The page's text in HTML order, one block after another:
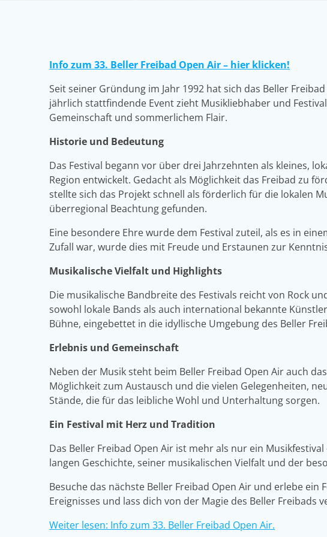
Info zum 33. Beller Freibad Open Air – hier klicken!
Seit seiner Gründung im Jahr 1992 hat sich das Beller
jährlich stattfindende Event zieht Musikliebhaber und
Gemeinschaft und sommerlichem Flair.
Historie und Bedeutung
Das Festival begann vor über drei Jahrzehnten als kleines,
Region entwickelt. Gedacht als Möglichkeit das Freibad zu
stellte sich das Projekt schnell als förderlich für die lokalen
überregional Beachtung gefunden.
Eine besondere Ehre wurde dem Festival zuteil, als es in
Zufall war, wurde dies mit Freude und Erstaunen zur
Musikalische Vielfalt und Highlights
Die musikalische Bandbreite des Festivals reicht von Rock
sowohl lokale Bands als auch international bekannte
Bühne, eingebettet in die idyllische Umgebung des Beller
Erlebnis und Gemeinschaft
Neben der Musik steht beim Beller Freibad Open Air auch
Möglichkeit zum Austausch und die vielen Gelegenheiten,
Stände, die für das leibliche Wohl und Unterhaltung sorgen.
Ein Festival mit Herz und Tradition
Das Beller Freibad Open Air ist mehr als nur ein
langen Geschichte, seiner musikalischen Vielfalt und der
Besuche das nächste Beller Freibad Open Air und erlebe
Ereignisses und lass dich von der Magie des Beller Freibads
Weiter lesen: Info zum 33. Beller Freibad Open Air.